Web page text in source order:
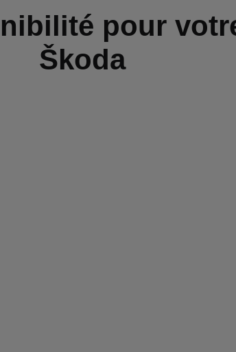
pour
Škoda